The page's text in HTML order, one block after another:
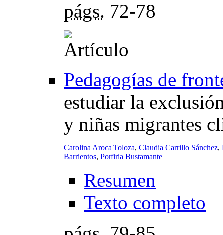
págs. 72-78
Pedagogías de
estudiar la
y niñas migrantes
Carolina Aroca Toloza, Claudia Carrillo Sánchez,
Barrientos, Porfiria Bustamante
Resumen
Texto completo